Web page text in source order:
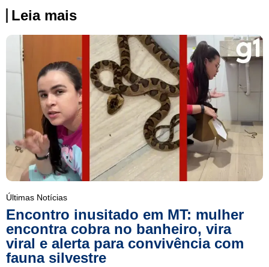
Leia mais
Últimas Notícias
Encontro inusitado em MT: mulher
encontra cobra no banheiro, vira
viral e alerta para convivência com
fauna silvestre